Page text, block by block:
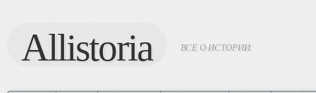
Allistoria ВСЕ О ИСТОРИИ